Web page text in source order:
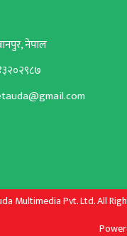
नेपाल
Multimedia Pvt. Ltd. All